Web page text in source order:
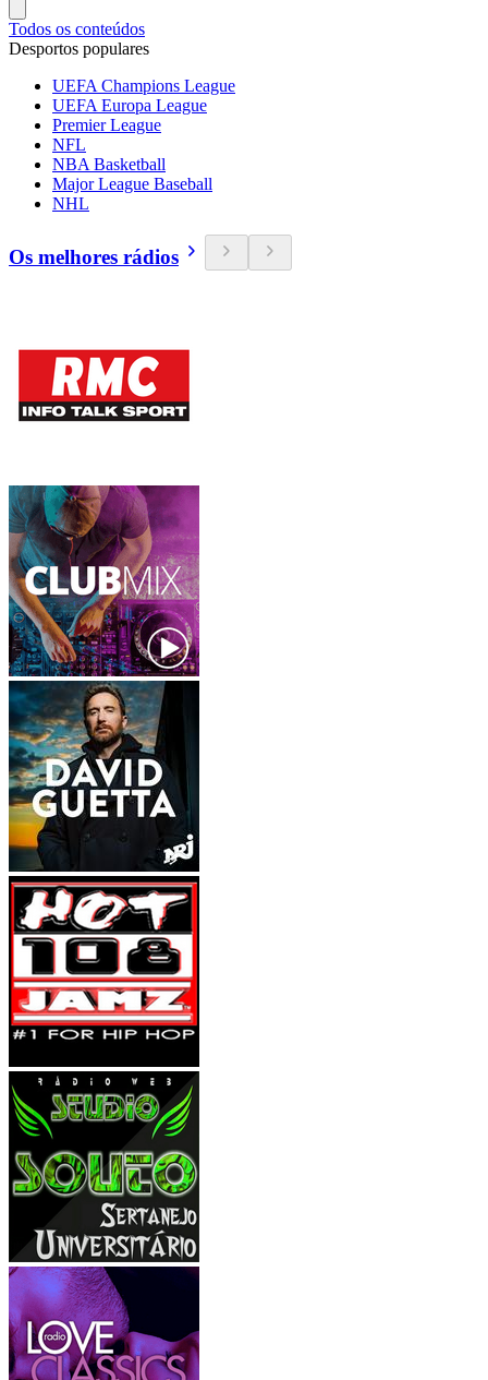
Todos os conteúdos
Desportos populares
UEFA Champions League
UEFA Europa League
Premier League
NFL
NBA Basketball
Major League Baseball
NHL
Os melhores rádios